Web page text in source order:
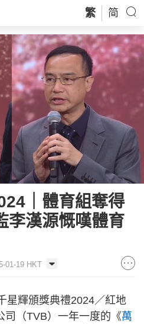
繁 简
｜體育組奪得
李漢源慨嘆體育
01-19 HKT
星輝頒獎典禮2024／紅地
司（TVB）一年一度的《萬